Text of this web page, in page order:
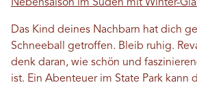
Nebensaison im Süden mit Winter-
Das Kind deines Nachbarn hat dich
Schneeball getroffen. Bleib ruhig.
denk daran, wie schön und
ist. Ein Abenteuer im State Park kann